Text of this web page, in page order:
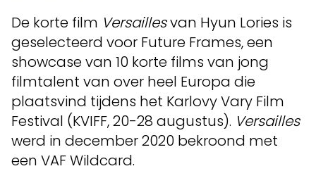
De korte film Versaillesvan Hyun Lories is
geselecteerd voor Future Frames, een
showcase van 10 korte films van jong
filmtalent van over heel Europa die
plaatsvind tijdens het Karlovy Vary Film
Festival (KVIFF, 20-28 augustus). Versailles
werd in december 2020 bekroond met
een VAF Wildcard.